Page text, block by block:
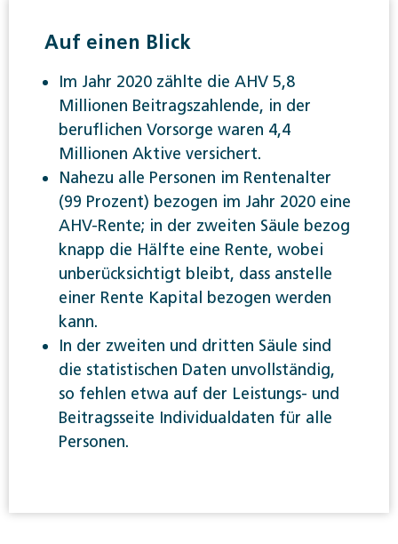
Auf einen Blick
Im Jahr 2020 zählte die AHV 5,8
Millionen Beitragszahlende, in der
beruflichen Vorsorge waren 4,4
Millionen Aktive versichert.
Nahezu alle Personen im Rentenalter
(99 Prozent) bezogen im Jahr 2020 eine
AHV-Rente; in der zweiten Säule bezog
knapp die Hälfte eine Rente, wobei
unberücksichtigt bleibt, dass anstelle
einer Rente Kapital bezogen werden
kann.
In der zweiten und dritten Säule sind
die statistischen Daten unvollständig,
so fehlen etwa auf der Leistungs- und
Beitragsseite Individualdaten für alle
Personen.